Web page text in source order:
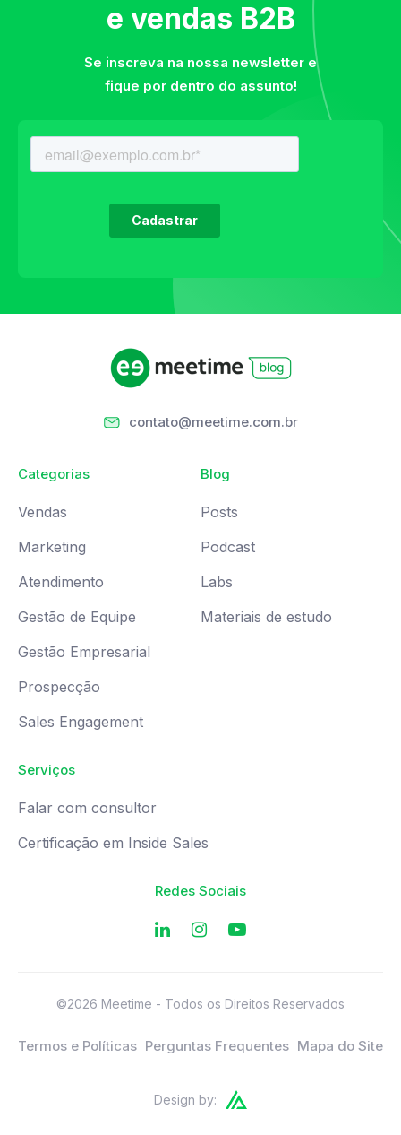
e vendas B2B
Se inscreva na nossa newsletter e
fique por dentro do assunto!
contato@meetime.com.br
Categorias
Vendas
Marketing
Atendimento
Gestão de Equipe
Gestão Empresarial
Prospecção
Sales Engagement
Blog
Posts
Podcast
Labs
Materiais de estudo
Serviços
Falar com consultor
Certificação em Inside Sales
Redes Sociais
©2026 Meetime - Todos os Direitos Reservados
Termos e Políticas Perguntas Frequentes Mapa do Site
Design by: